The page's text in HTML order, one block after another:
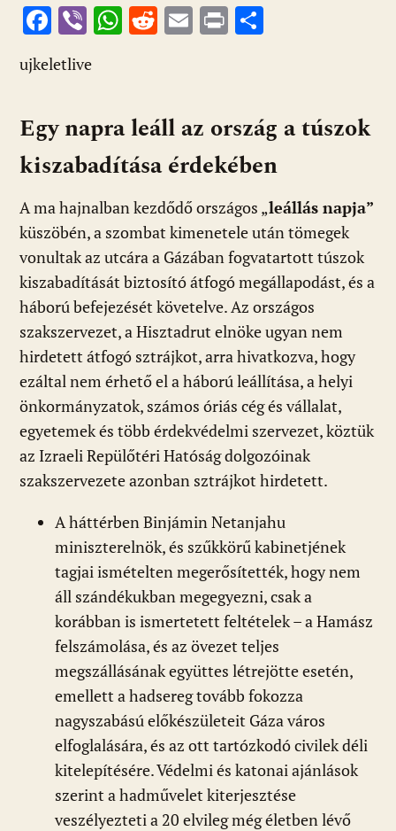
F
ac
e
o
o
Vi
er
W
A
p
R
t
E Pr
e
g
ujkeletlive
Egy napra leáll az ország a túszok
kiszabadítása érdekében
A ma hajnalban kezdődő országos „leállás napja”
küszöbén, a szombat kimenetele után tömegek
vonultak az utcára a Gázában fogvatartott túszok
kiszabadítását biztosító átfogó megállapodást, és a
háború befejezését követelve. Az országos
szakszervezet, a Hisztadrut elnöke ugyan nem
hirdetett átfogó sztrájkot, arra hivatkozva, hogy
ezáltal nem érhető el a háború leállítása, a helyi
önkormányzatok, számos óriás cég és vállalat,
egyetemek és több érdekvédelmi szervezet, köztük
az Izraeli Repülőtéri Hatóság dolgozóinak
szakszervezete azonban sztrájkot hirdetett.
A háttérben Binjámin Netanjahu
miniszterelnök, és szűkkörű kabinetjének
tagjai ismételten megerősítették, hogy nem
áll szándékukban megegyezni, csak a
korábban is ismertetett feltételek – a Hamász
felszámolása, és az övezet teljes
megszállásának együttes létrejötte esetén,
emellett a hadsereg tovább fokozza
nagyszabású előkészületeit Gáza város
elfoglalására, és az ott tartózkodó civilek déli
kitelepítésére. Védelmi és katonai ajánlások
szerint a hadművelet kiterjesztése
veszélyezteti a 20 elvileg még életben lévő